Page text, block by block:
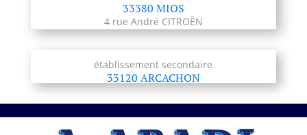
33380 MIOS
4 rue André CITROËN
établissement secondaire
33120 ARCACHON
A.ABADI Entreprise professionnelle